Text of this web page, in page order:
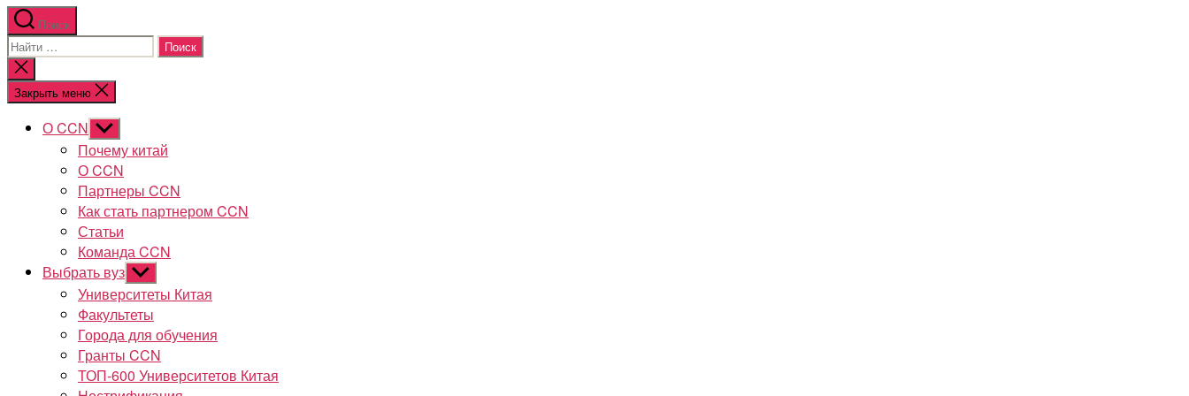
Поиск
Поиск:
Закрыть
поиск
Закрыть меню
О CCN Показывать
подменю
Почему китай
О CCN
Партнеры CCN
Как стать партнером CCN
Статьи
Команда CCN
Выбрать вуз Показывать
подменю
Университеты Китая
Факультеты
Города для обучения
Гранты CCN
ТОП-600 Университетов Китая